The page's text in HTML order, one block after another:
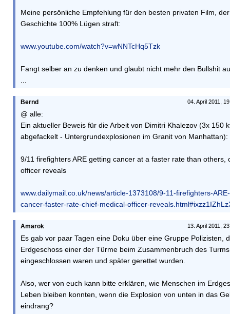
Meine persönliche Empfehlung für den besten privaten Film,
Geschichte 100% Lügen straft:
www.youtube.com/watch?v=wNNTcHq5Tzk
Fangt selber an zu denken und glaubt nicht mehr den Bullshit
04. April 2011,
Bernd
@ alle:
Ein aktueller Beweis für die Arbeit von Dimitri Khalezov (3x 150
abgefackelt - Untergrundexplosionen im Granit von Manhattan):
9/11 firefighters ARE getting cancer at a faster rate than others,
officer reveals
www.dailymail.co.uk/news/article-1373108/9-11-firefighters-
cancer-faster-rate-chief-medical-officer-
13. April 2011,
Amarok
Es gab vor paar Tagen eine Doku über eine Gruppe Polizisten,
Erdgeschoss einer der Türme beim Zusammenbruch des Turms
eingeschlossen waren und später gerettet wurden.
Also, wer von euch kann bitte erklären, wie Menschen im
Leben bleiben konnten, wenn die Explosion von unten in das
eindrang?